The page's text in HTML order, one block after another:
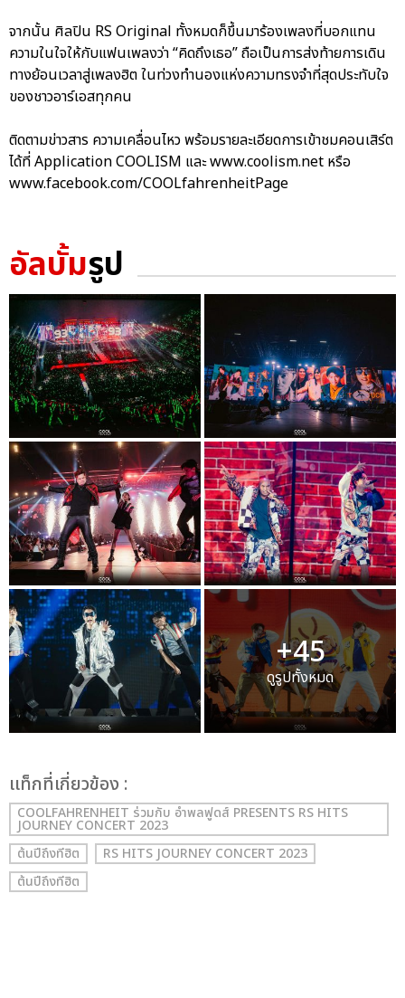
จากนั้น ศิลปิน RS Original ทั้งหมดก็ขึ้นมาร้องเพลงที่บอกแทน
ความในใจให้กับแฟนเพลงว่า “คิดถึงเธอ” ถือเป็นการส่งท้ายการเดิน
ทางย้อนเวลาสู่เพลงฮิต ในท่วงทำนองแห่งความทรงจำที่สุดประทับใจ
ของชาวอาร์เอสทุกคน
ติดตามข่าวสาร ความเคลื่อนไหว พร้อมรายละเอียดการเข้าชมคอนเสิร์ต
ได้ที่ Application COOLISM และ www.coolism.net หรือ
www.facebook.com/COOLfahrenheitPage
อัลบั้มรูป
+45
ดูรูปทั้งหมด
เเท็กที่เกี่ยวข้อง :
COOLFAHRENHEIT ร่วมกับ อำพลฟูดส์ PRESENTS RS HITS
JOURNEY CONCERT 2023
ต้นปีถึงทีฮิต
RS HITS JOURNEY CONCERT 2023
ต้นปีถึงทีฮิต